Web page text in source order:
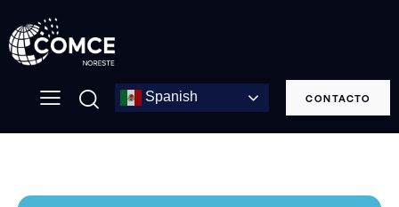
Spanish CONTACTO